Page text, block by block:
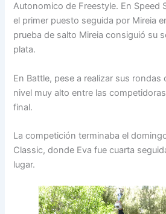
Autonomico de Freestyle. En Speed
el primer puesto seguida por Mireia
prueba de salto Mireia consiguió su
plata.
En Battle, pese a realizar sus rondas
nivel muy alto entre las
final.
La competición terminaba el
Classic, donde Eva fue cuarta
lugar.